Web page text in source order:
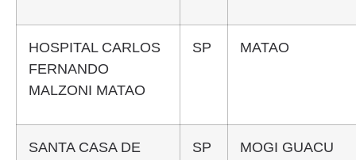
HOSPITAL CARLOS
FERNANDO
MALZONI MATAO
SP MATAO
SANTA CASA DE
SP MOGI GUACU